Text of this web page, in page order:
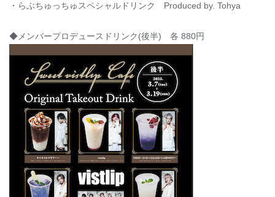
・らぶちゅっちゅスペシャルドリンク Produced by. Tohya
◆メンバープロデュースドリンク(後半) 各 880円